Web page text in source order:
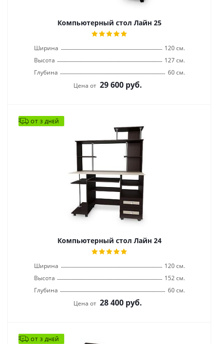
Компьютерный стол Лайн 25
Ширина
120 см.
Высота
127 см.
Глубина
60 см.
Цена от 29 600 руб.
ОТ 3 ДНЕЙ
Компьютерный стол Лайн 24
Ширина
120 см.
Высота
152 см.
Глубина
60 см.
Цена от 28 400 руб.
ОТ 3 ДНЕЙ